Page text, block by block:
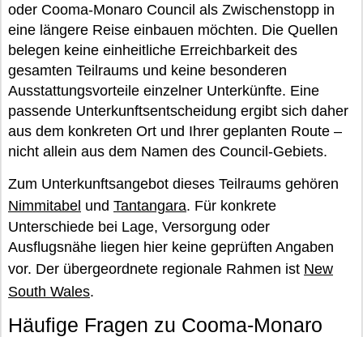
oder Cooma-Monaro Council als Zwischenstopp in
eine längere Reise einbauen möchten. Die Quellen
belegen keine einheitliche Erreichbarkeit des
gesamten Teilraums und keine besonderen
Ausstattungsvorteile einzelner Unterkünfte. Eine
passende Unterkunftsentscheidung ergibt sich daher
aus dem konkreten Ort und Ihrer geplanten Route –
nicht allein aus dem Namen des Council-Gebiets.
Zum Unterkunftsangebot dieses Teilraums gehören
Nimmitabel und Tantangara. Für konkrete
Unterschiede bei Lage, Versorgung oder
Ausflugsnähe liegen hier keine geprüften Angaben
vor. Der übergeordnete regionale Rahmen ist New
South Wales.
Häufige Fragen zu Cooma-Monaro